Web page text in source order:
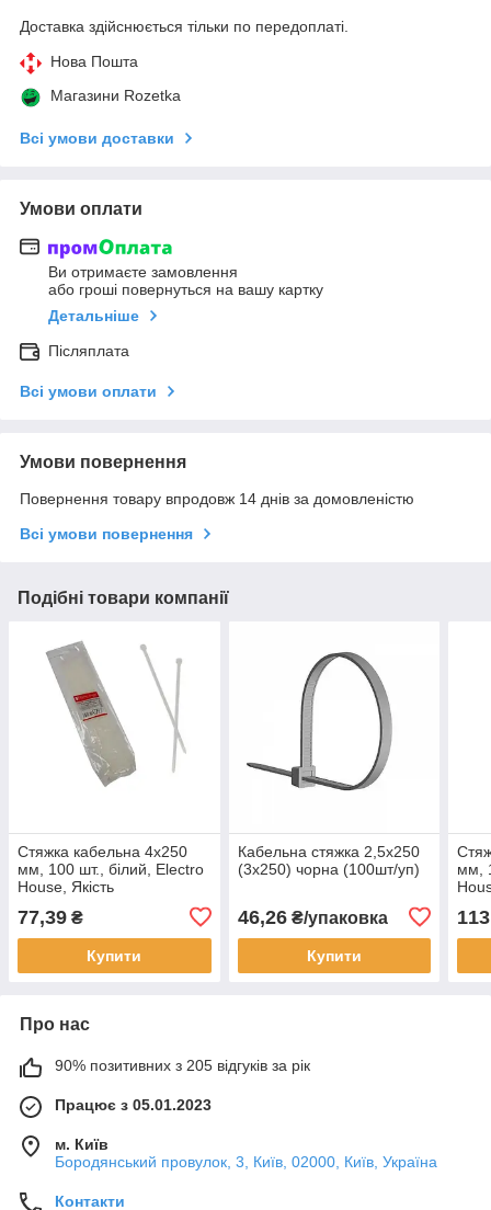
Доставка здійснюється тільки по передоплаті.
Нова Пошта
Магазини Rozetka
Всі умови доставки
Умови оплати
Ви отримаєте замовлення
або гроші повернуться на вашу картку
Детальніше
Післяплата
Всі умови оплати
Умови повернення
Повернення товару впродовж 14 днів за домовленістю
Всі умови повернення
Подібні товари компанії
Стяжка кабельна 4х250
мм, 100 шт., білий, Electro
House, Якість
77,39 ₴
Купити
Кабельна стяжка 2,5х250
(3х250) чорна (100шт/уп)
46,26₴/упаковка
Купити
мм,
Про нас
90% позитивних з 205 відгуків за рік
Працює з 05.01.2023
м. Київ
Бородянський провулок, 3, Київ, 02000, Київ, Україна
Контакти